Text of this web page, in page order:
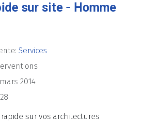
sur site - Homme
Services
2014
rapide sur vos architectures